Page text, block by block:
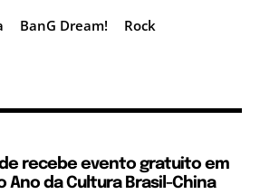
BanG Dream! Rock
recebe evento gratuito em
Ano da Cultura Brasil-China